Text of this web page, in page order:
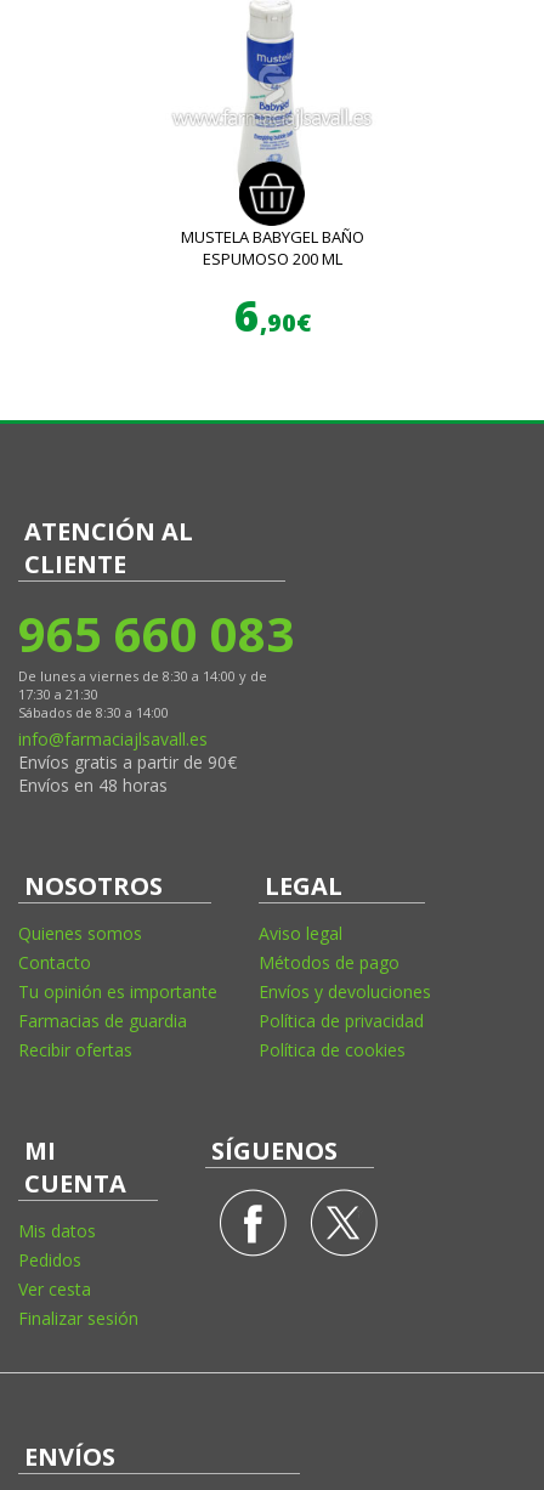
MUSTELA BABYGEL BAÑO
ESPUMOSO 200 ML
6,90€
ATENCIÓN AL
CLIENTE
965 660 083
De lunes a viernes de 8:30 a 14:00 y de
17:30 a 21:30
Sábados de 8:30 a 14:00
info@farmaciajlsavall.es
Envíos gratis a partir de 90€
Envíos en 48 horas
NOSOTROS
Quienes somos
Contacto
Tu opinión es importante
Farmacias de guardia
Recibir ofertas
LEGAL
Aviso legal
Métodos de pago
Envíos y devoluciones
Política de privacidad
Política de cookies
MI
CUENTA
Mis datos
Pedidos
Ver cesta
Finalizar sesión
SÍGUENOS
ENVÍOS